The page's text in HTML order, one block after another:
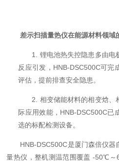
差示扫描量热仪在能源材料领域
1. 锂电池热失控隐患多由电
反应引发，HNB-DSC500C可完
评估，提前排查安全隐患。
2. 相变储能材料的相变焓、
际应用效能，HNB-DSC500C已
选的标配检测设备。
HNB-DSC500C是厦门森倍仪
量热仪，整机测温范围覆盖 -50℃